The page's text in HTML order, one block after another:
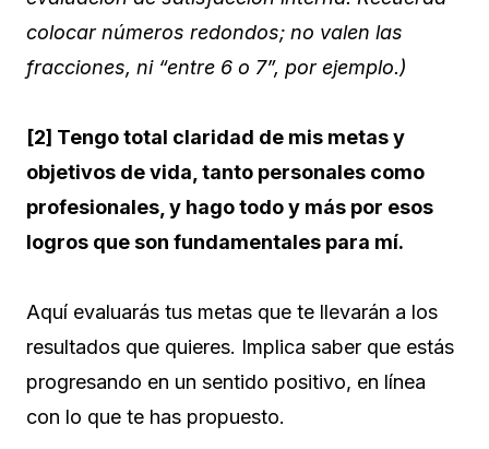
colocar números redondos; no valen las
fracciones, ni “entre 6 o 7”, por ejemplo.)
[2] Tengo total claridad de mis metas y
objetivos de vida, tanto personales como
profesionales, y hago todo y más por esos
logros que son fundamentales para mí.
Aquí evaluarás tus metas que te llevarán a los
resultados que quieres. Implica saber que estás
progresando en un sentido positivo, en línea
con lo que te has propuesto.